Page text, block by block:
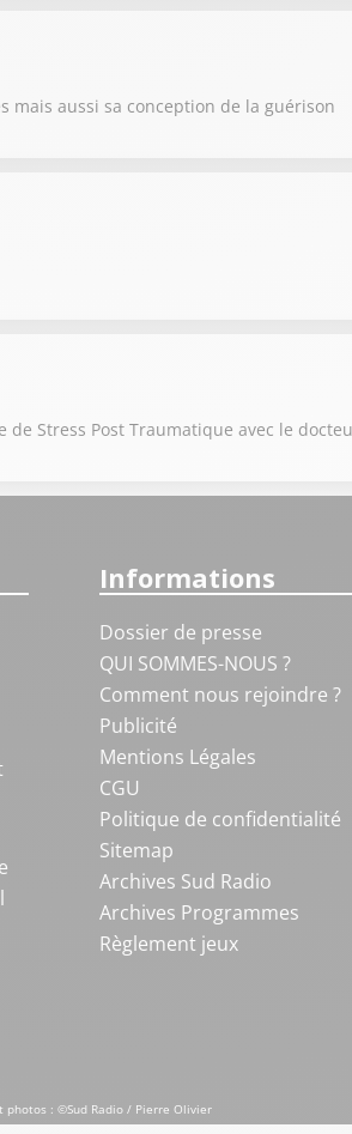
mais aussi sa conception de la guérison
Stress Post Traumatique avec le
Informations
Dossier de presse
QUI SOMMES-NOUS ?
Comment nous rejoindre ?
Publicité
Mentions Légales
CGU
Politique de confidentialité
Sitemap
Archives Sud Radio
Archives Programmes
Règlement jeux
photos : ©Sud Radio / Pierre Olivier